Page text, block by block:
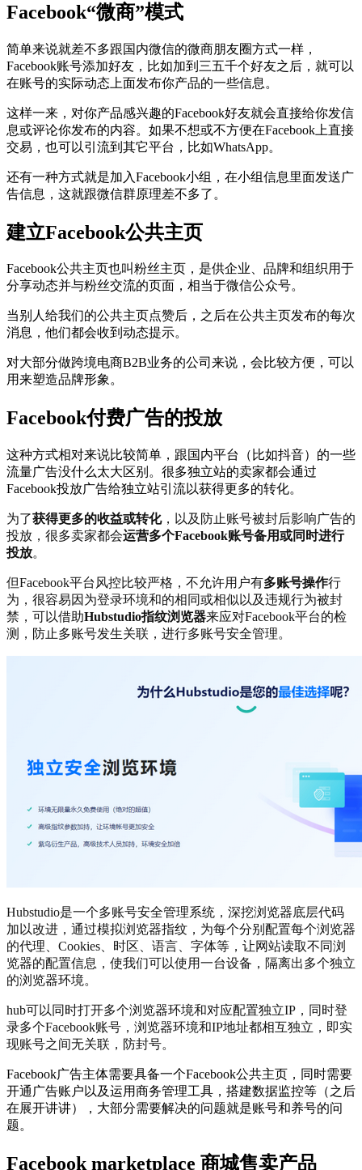
Facebook“微商”模式
简单来说就差不多跟国内微信的微商朋友圈方式一样，
Facebook账号添加好友，比如加到三五千个好友之后，就可以
在账号的实际动态上面发布你产品的一些信息。
这样一来，对你产品感兴趣的Facebook好友就会直接给你发信
息或评论你发布的内容。如果不想或不方便在Facebook上直接
交易，也可以引流到其它平台，比如WhatsApp。
还有一种方式就是加入Facebook小组，在小组信息里面发送广
告信息，这就跟微信群原理差不多了。
建立Facebook公共主页
Facebook公共主页也叫粉丝主页，是供企业、品牌和组织用于
分享动态并与粉丝交流的页面，相当于微信公众号。
当别人给我们的公共主页点赞后，之后在公共主页发布的每次
消息，他们都会收到动态提示。
对大部分做跨境电商B2B业务的公司来说，会比较方便，可以
用来塑造品牌形象。
Facebook付费广告的投放
这种方式相对来说比较简单，跟国内平台（比如抖音）的一些
流量广告没什么太大区别。很多独立站的卖家都会通过
Facebook投放广告给独立站引流以获得更多的转化。
为了获得更多的收益或转化，以及防止账号被封后影响广告的
投放，很多卖家都会运营多个Facebook账号备用或同时进行
投放。
但Facebook平台风控比较严格，不允许用户有多账号操作行
为，很容易因为登录环境和的相同或相似以及违规行为被封
禁，可以借助Hubstudio指纹浏览器来应对Facebook平台的检
测，防止多账号发生关联，进行多账号安全管理。
Hubstudio是一个多账号安全管理系统，深挖浏览器底层代码
加以改进，通过模拟浏览器指纹，为每个分别配置每个浏览器
的代理、Cookies、时区、语言、字体等，让网站读取不同浏
览器的配置信息，使我们可以使用一台设备，隔离出多个独立
的浏览器环境。
hub可以同时打开多个浏览器环境和对应配置独立IP，同时登
录多个Facebook账号，浏览器环境和IP地址都相互独立，即实
现账号之间无关联，防封号。
Facebook广告主体需要具备一个Facebook公共主页，同时需要
开通广告账户以及运用商务管理工具，搭建数据监控等（之后
在展开讲讲），大部分需要解决的问题就是账号和养号的问
题。
Facebook marketplace 商城售卖产品